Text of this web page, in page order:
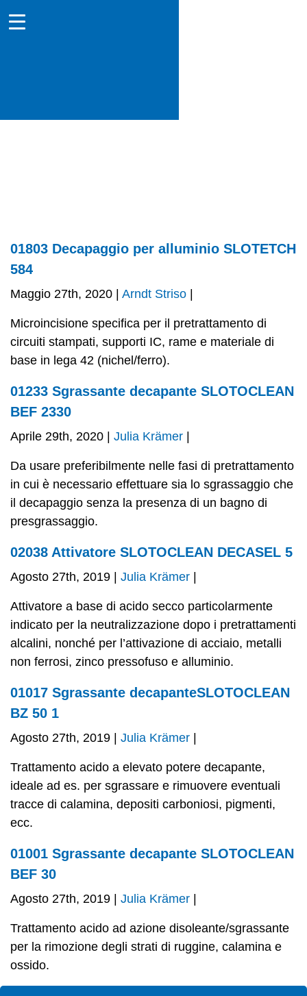
01803 Decapaggio per alluminio SLOTETCH
584
Maggio 27th, 2020 | Arndt Striso
Microincisione specifica per il pretrattamento di
circuiti stampati, supporti IC, rame e materiale di
base in lega 42 (nichel/ferro).
01233 Sgrassante decapante SLOTOCLEAN
BEF 2330
Aprile 29th, 2020 | Julia Krämer
Da usare preferibilmente nelle fasi di pretrattamento
in cui è necessario effettuare sia lo sgrassaggio che
il decapaggio senza la presenza di un bagno di
presgrassaggio.
02038 Attivatore SLOTOCLEAN DECASEL 5
Agosto 27th, 2019 | Julia Krämer
Attivatore a base di acido secco particolarmente
indicato per la neutralizzazione dopo i pretrattamenti
alcalini, nonché per l’attivazione di acciaio, metalli
non ferrosi, zinco pressofuso e alluminio.
01017 Sgrassante decapanteSLOTOCLEAN
BZ 50 1
Agosto 27th, 2019 | Julia Krämer
Trattamento acido a elevato potere decapante,
ideale ad es. per sgrassare e rimuovere eventuali
tracce di calamina, depositi carboniosi, pigmenti,
ecc.
01001 Sgrassante decapante SLOTOCLEAN
BEF 30
Agosto 27th, 2019 | Julia Krämer
Trattamento acido ad azione disoleante/sgrassante
per la rimozione degli strati di ruggine, calamina e
ossido.